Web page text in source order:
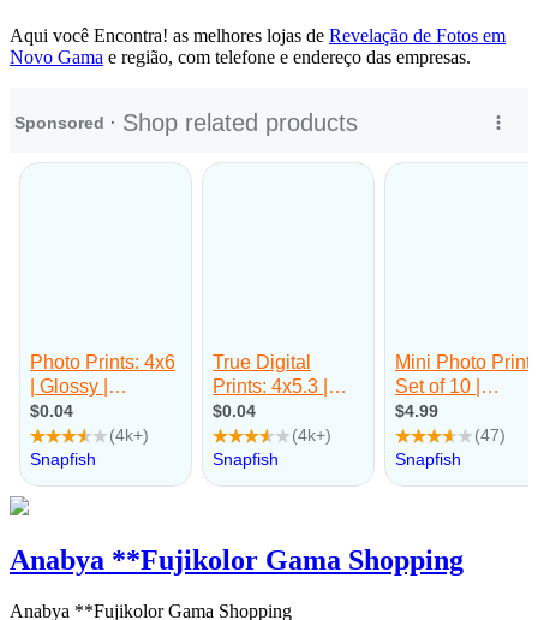
Aqui você Encontra! as melhores lojas de Revelação de Fotos em
Novo Gama e região, com telefone e endereço das empresas.
Anabya **Fujikolor Gama Shopping
Anabya **Fujikolor Gama Shopping